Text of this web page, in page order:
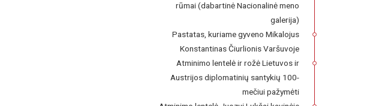
rūmai (dabartinė Nacionalinė meno
galerija)
Pastatas, kuriame gyveno Mikalojus
Konstantinas Čiurlionis Varšuvoje
Atminimo lentelė ir rožė Lietuvos ir
Austrijos diplomatinių santykių 100-
mečiui pažymėti